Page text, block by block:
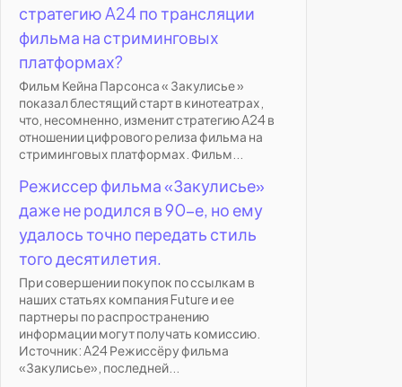
стратегию A24 по трансляции
фильма на стриминговых
платформах?
Фильм Кейна Парсонса « Закулисье »
показал блестящий старт в кинотеатрах,
что, несомненно, изменит стратегию A24 в
отношении цифрового релиза фильма на
стриминговых платформах. Фильм...
Режиссер фильма «Закулисье»
даже не родился в 90-е, но ему
удалось точно передать стиль
того десятилетия.
При совершении покупок по ссылкам в
наших статьях компания Future и ее
партнеры по распространению
информации могут получать комиссию.
Источник: A24 Режиссёру фильма
«Закулисье», последней...